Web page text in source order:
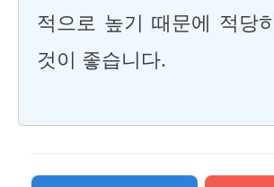
적으로 높기 때문에 적당
것이 좋습니다.